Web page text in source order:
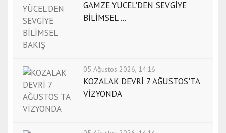
GAMZE YÜCEL'DEN SEVGİYE
BİLİMSEL ...
05 Ağustos 2026, 14:16
KOZALAK DEVRİ 7 AĞUSTOS'TA
VİZYONDA